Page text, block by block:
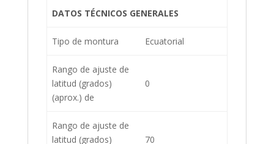
DATOS TÉCNICOS GENERALES
Tipo de montura Ecuatorial
Rango de ajuste de
latitud (grados)
(aprox.) de
0
Rango de ajuste de
latitud (grados)
70